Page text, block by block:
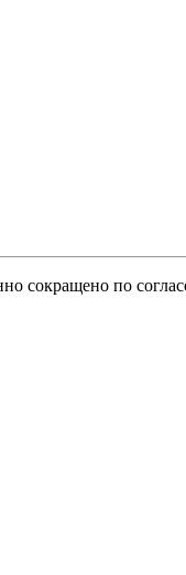
сокращено по